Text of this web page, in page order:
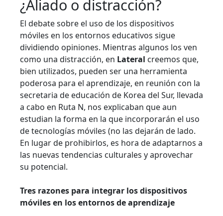
¿Aliado o distracción?
El debate sobre el uso de los dispositivos
móviles en los entornos educativos sigue
dividiendo opiniones. Mientras algunos los ven
como una distracción, en Lateral creemos que,
bien utilizados, pueden ser una herramienta
poderosa para el aprendizaje, en reunión con la
secretaria de educación de Korea del Sur, llevada
a cabo en Ruta N, nos explicaban que aun
estudian la forma en la que incorporarán el uso
de tecnologías móviles (no las dejarán de lado.
En lugar de prohibirlos, es hora de adaptarnos a
las nuevas tendencias culturales y aprovechar
su potencial.
Tres razones para integrar los dispositivos
móviles en los entornos de aprendizaje